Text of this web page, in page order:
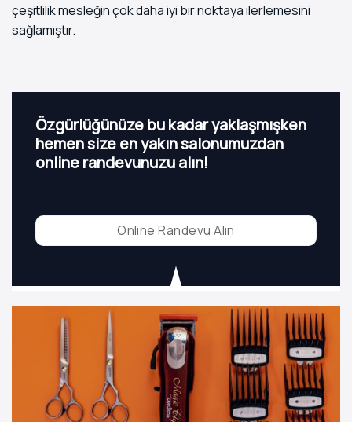
çeşitlilik mesleğin çok daha iyi bir noktaya ilerlemesini
sağlamıştır.
Özgürlüğünüze bu kadar yaklaşmışken
hemen size en yakın salonumuzdan
online randevunuzu alın!
Online Randevu Alın